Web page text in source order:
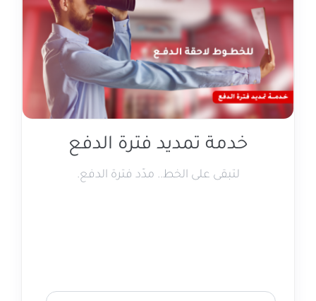
خدمة تمديد فترة الدفع
لتبقى على الخط.. مدّد فترة الدفع.